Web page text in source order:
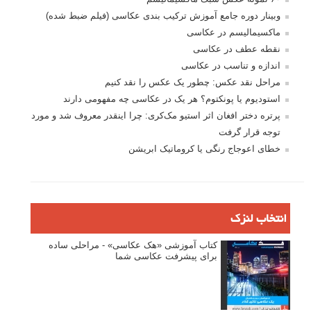
وبینار دوره جامع آموزش ترکیب بندی عکاسی (فیلم ضبط شده)
ماکسیمالیسم در عکاسی
نقطه عطف در عکاسی
اندازه و تناسب در عکاسی
مراحل نقد عکس: چطور یک عکس را نقد کنیم
استودیوم یا پونکتوم؟ هر یک در عکاسی چه مفهومی دارند
پرتره دختر افغان اثر استیو مک‌کری: چرا اینقدر معروف شد و مورد
توجه قرار گرفت
خطای اعوجاج رنگی یا کروماتیک ابریشن
انتخاب لنزک
کتاب آموزشی «هک عکاسی» - مراحلی ساده
برای پیشرفت عکاسی شما